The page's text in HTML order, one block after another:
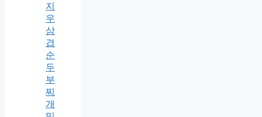
지
우
삼
겹
순
두
부
찌
개